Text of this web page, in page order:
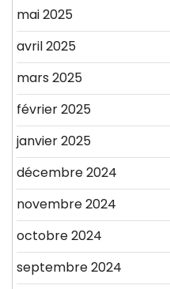
mai 2025
avril 2025
mars 2025
février 2025
janvier 2025
décembre 2024
novembre 2024
octobre 2024
septembre 2024